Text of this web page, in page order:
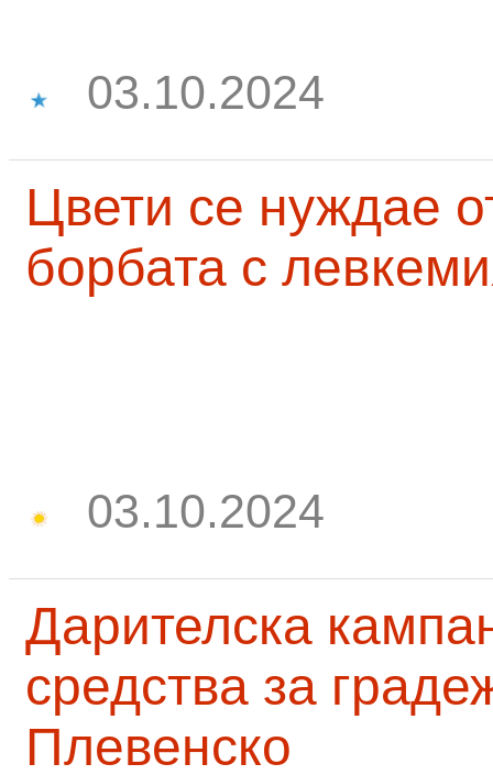
03.10.2024
Цвети се нуждае
борбата с
03.10.2024
Дарителска
средства за
Плевенско